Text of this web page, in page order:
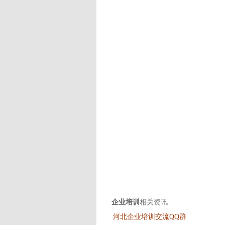
企业培训 相关资讯
河北企业培训交流QQ群